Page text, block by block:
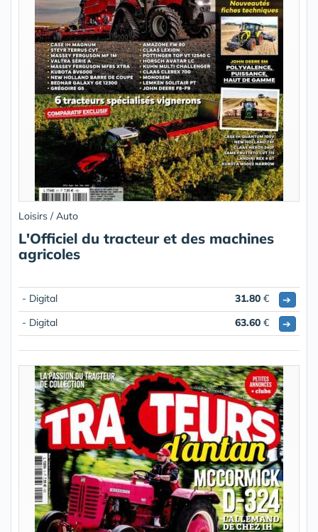
Loisirs / Auto
L'Officiel du tracteur et des machines
agricoles
- Digital 31.80 €
➔
- Digital
63.60 € ➔